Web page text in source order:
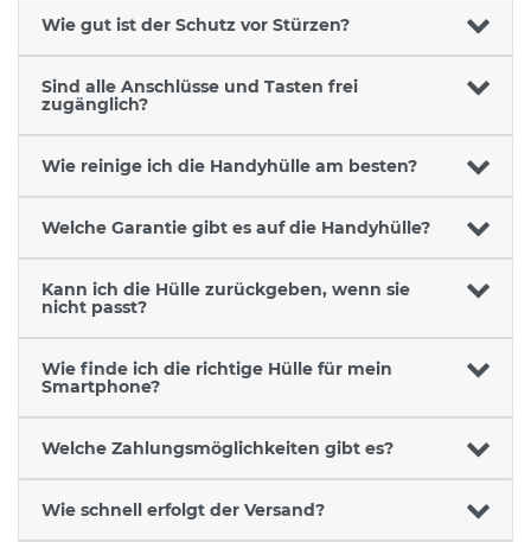
Wie gut ist der Schutz vor Stürzen?
Sind alle Anschlüsse und Tasten frei
zugänglich?
Wie reinige ich die Handyhülle am besten?
Welche Garantie gibt es auf die Handyhülle?
Kann ich die Hülle zurückgeben, wenn sie
nicht passt?
Wie finde ich die richtige Hülle für mein
Smartphone?
Welche Zahlungsmöglichkeiten gibt es?
Wie schnell erfolgt der Versand?